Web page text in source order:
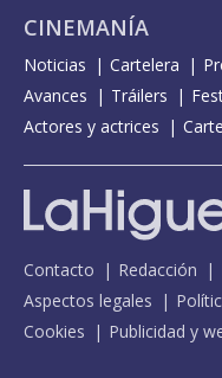
CINEMANÍA
Noticias Cartelera
Avances
Tráilers
Actores y actrices
Contacto Redacción
Aspectos legales
Cookies
Publicidad y